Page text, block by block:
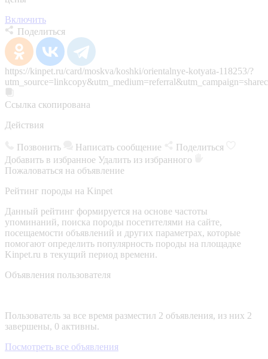
Включить
Поделиться
https://kinpet.ru/card/moskva/koshki/orientalnye-kotyata-118253/?
Ссылка скопирована
Действия
Позвонить Написать сообщение
Поделиться
Добавить в избранное Удалить из избранного
Пожаловаться на объявление
Рейтинг породы на Kinpet
Данный рейтинг формируется на основе частоты
упоминаний, поиска породы посетителями на сайте,
посещаемости объявлений и других параметрах, которые
помогают определить популярность породы на площадке
Kinpet.ru в текущий период времени.
Объявления пользователя
Пользователь за все время разместил 2 объявления, из них 2
завершены, 0 активны.
Посмотреть все объявления